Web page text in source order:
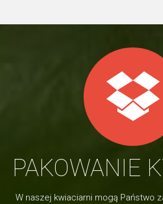
PAKOWANIE
W naszej kwiaciarni mogą Państwo